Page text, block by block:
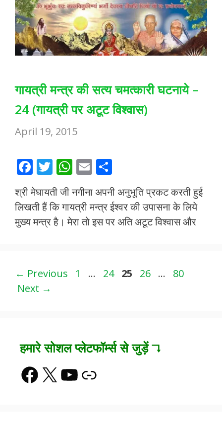
गायत्री मन्त्र की सत्य चमत्कारी घटनाये –
24 (गायत्री पर अटूट विश्वास)
April 19, 2015
F
ac
e
b
o
T
w
itt
er
W
h
at
s
A
E
ai
l
h
ar
e
श्री मेघायती जी नगीना अपनी अनुभूति प्रकट करती हुई
लिखती हैं कि गायत्री मन्त्र ईश्वर की उपासना के लिये
मुख्य मन्त्र है। मेरा तो इस पर अति अटूट विश्वास और
← Previous Page
1 … Page
24 Page
25 Page
26 … Page
80
Next →
हमारे सोशल प्लेटफॉर्म्स से जुड़ें ↴
Facebook
X YouTube
Link